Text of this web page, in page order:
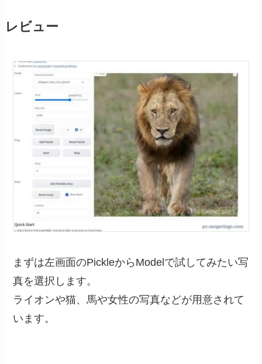
レビュー
まずは左画面のPickleからModelで試してみたい写
真を選択します。
ライオンや猫、馬や女性の写真などが用意されて
います。